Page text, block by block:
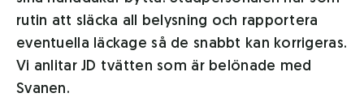
rutin att släcka all belysning och rapportera
eventuella läckage så de snabbt kan korrigeras.
Vi anlitar JD tvätten som är belönade med
Svanen.